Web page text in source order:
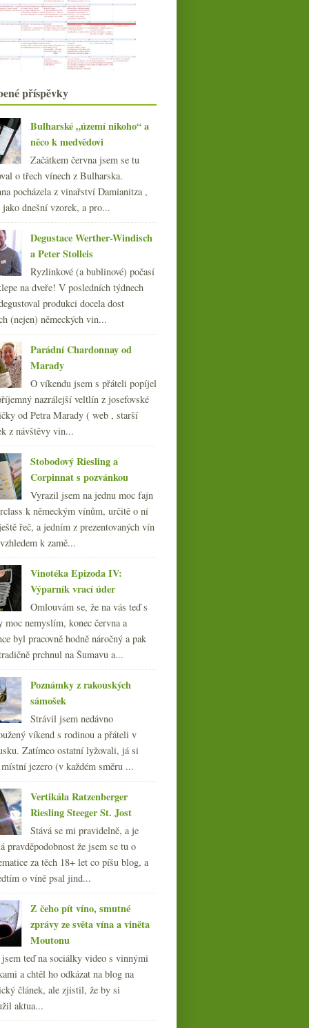
Modré víno, Pinot na
vrcholu a Družstvo
Burgundska
Riesling, opáčko Beaujolais a
fajnový crémant
Ceny vína v roce 1918, minimální
cena lahve, Družs...
listopadu (21)
října(20)
září
srpna
července
června(22)
května(22)
dubna(21)
března
února(21)
ledna (20)
(251)
(254)
(249)
(254)
(252)
(249)
(249)
(270)
(108)
příspěvky
Bulharské „území nikoho“ a
něco k medvědovi
Začátkem června jsem se tu
o třech vínech z Bulharska.
pocházela z vinařství Damianitza ,
jako dnešní vzorek, a pro...
Degustace Werther-Windisch
a Peter Stolleis
Ryzlinkové (a bublinové) počasí
na dveře! V posledních týdnech
produkci docela dost
(nejen) německých vin...
Parádní Chardonnay od
Marady
O víkendu jsem s přáteli popíjel
nazrálejší veltlín z josefovské
od Petra Marady ( web , starší
z návštěvy vin...
Stobodový Riesling a
Corpinnat s pozvánkou
Vyrazil jsem na jednu moc fajn
k německým vínům, určitě o ní
řeč, a jedním z prezentovaných vín
k zamě...
Vinotéka Epizoda IV:
Výparník vrací úder
Omlouvám se, že na vás teď s
moc nemyslím, konec června a
byl pracovně hodně náročný a pak
prchnul na Šumavu a...
Poznámky z rakouských
sámošek
Strávil jsem nedávno
víkend s rodinou a přáteli v
Zatímco ostatní lyžovali, já si
jezero (v každém směru ...
Vertikála Ratzenberger
Riesling Steeger St. Jost
Stává se mi pravidelně, a je
pravděpodobnost že jsem se tu o
za těch 18+ let co píšu blog, a
o víně psal jind...
Z čeho pít víno, smutné
zprávy ze světa vína a viněta
Moutonu
teď na sociálky video s vinnými
a chtěl ho odkázat na blog na
článek, ale zjistil, že by si
aktua...